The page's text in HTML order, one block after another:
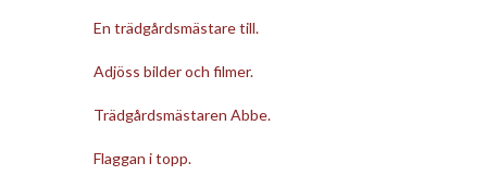
En trädgårdsmästare till.
Adjöss bilder och filmer.
Trädgårdsmästaren Abbe.
Flaggan i topp.